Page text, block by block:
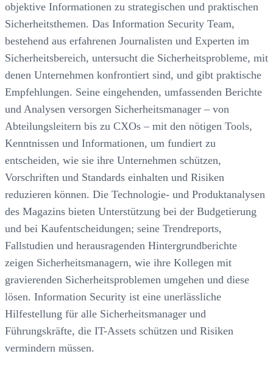
objektive Informationen zu strategischen und praktischen
Sicherheitsthemen. Das Information Security Team,
bestehend aus erfahrenen Journalisten und Experten im
Sicherheitsbereich, untersucht die Sicherheitsprobleme, mit
denen Unternehmen konfrontiert sind, und gibt praktische
Empfehlungen. Seine eingehenden, umfassenden Berichte
und Analysen versorgen Sicherheitsmanager – von
Abteilungsleitern bis zu CXOs – mit den nötigen Tools,
Kenntnissen und Informationen, um fundiert zu
entscheiden, wie sie ihre Unternehmen schützen,
Vorschriften und Standards einhalten und Risiken
reduzieren können. Die Technologie- und Produktanalysen
des Magazins bieten Unterstützung bei der Budgetierung
und bei Kaufentscheidungen; seine Trendreports,
Fallstudien und herausragenden Hintergrundberichte
zeigen Sicherheitsmanagern, wie ihre Kollegen mit
gravierenden Sicherheitsproblemen umgehen und diese
lösen. Information Security ist eine unerlässliche
Hilfestellung für alle Sicherheitsmanager und
Führungskräfte, die IT-Assets schützen und Risiken
vermindern müssen.